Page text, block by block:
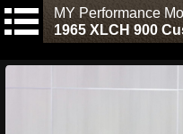
MY Performance
1965 XLCH 900